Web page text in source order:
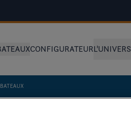
CONFIGURATEUR